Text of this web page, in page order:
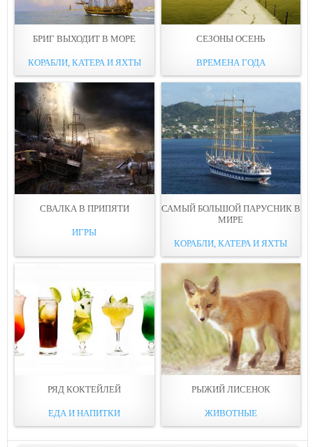
БРИГ ВЫХОДИТ В МОРЕ
КОРАБЛИ, КАТЕРА И ЯХТЫ
СЕЗОНЫ ОСЕНЬ
ВРЕМЕНА ГОДА
СВАЛКА В ПРИПЯТИ
ИГРЫ
САМЫЙ БОЛЬШОЙ ПАРУСНИК В
МИРЕ
КОРАБЛИ, КАТЕРА И ЯХТЫ
РЯД КОКТЕЙЛЕЙ
ЕДА И НАПИТКИ
РЫЖИЙ ЛИСЕНОК
ЖИВОТНЫЕ